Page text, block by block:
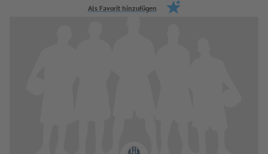
Jetzt einloggen
Als Favorit hinzufügen